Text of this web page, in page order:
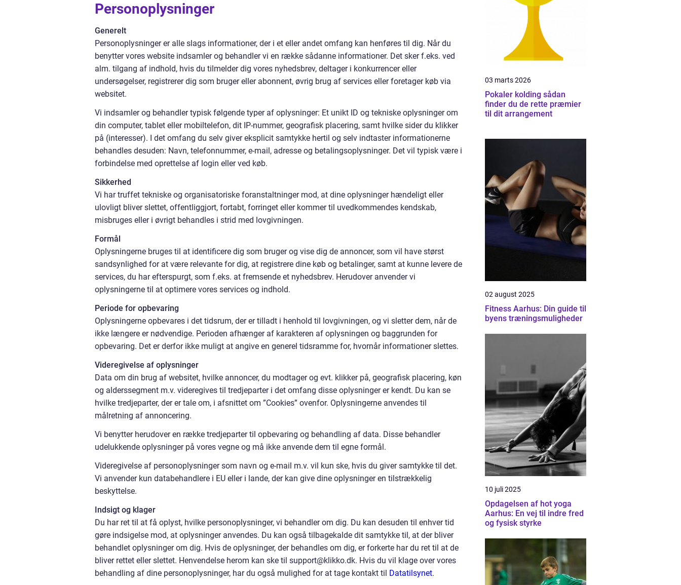
Personoplysninger
Generelt
Personoplysninger er alle slags informationer, der i et eller andet omfang kan henføres til dig. Når du
benytter vores website indsamler og behandler vi en række sådanne informationer. Det sker f.eks. ved
alm. tilgang af indhold, hvis du tilmelder dig vores nyhedsbrev, deltager i konkurrencer eller
undersøgelser, registrerer dig som bruger eller abonnent, øvrig brug af services eller foretager køb via
websitet.
Vi indsamler og behandler typisk følgende typer af oplysninger: Et unikt ID og tekniske oplysninger om
din computer, tablet eller mobiltelefon, dit IP-nummer, geografisk placering, samt hvilke sider du klikker
på (interesser). I det omfang du selv giver eksplicit samtykke hertil og selv indtaster informationerne
behandles desuden: Navn, telefonnummer, e-mail, adresse og betalingsoplysninger. Det vil typisk være i
forbindelse med oprettelse af login eller ved køb.
Sikkerhed
Vi har truffet tekniske og organisatoriske foranstaltninger mod, at dine oplysninger hændeligt eller
ulovligt bliver slettet, offentliggjort, fortabt, forringet eller kommer til uvedkommendes kendskab,
misbruges eller i øvrigt behandles i strid med lovgivningen.
Formål
Oplysningerne bruges til at identificere dig som bruger og vise dig de annoncer, som vil have størst
sandsynlighed for at være relevante for dig, at registrere dine køb og betalinger, samt at kunne levere de
services, du har efterspurgt, som f.eks. at fremsende et nyhedsbrev. Herudover anvender vi
oplysningerne til at optimere vores services og indhold.
Periode for opbevaring
Oplysningerne opbevares i det tidsrum, der er tilladt i henhold til lovgivningen, og vi sletter dem, når de
ikke længere er nødvendige. Perioden afhænger af karakteren af oplysningen og baggrunden for
opbevaring. Det er derfor ikke muligt at angive en generel tidsramme for, hvornår informationer slettes.
Videregivelse af oplysninger
Data om din brug af websitet, hvilke annoncer, du modtager og evt. klikker på, geografisk placering, køn
og alderssegment m.v. videregives til tredjeparter i det omfang disse oplysninger er kendt. Du kan se
hvilke tredjeparter, der er tale om, i afsnittet om ”Cookies” ovenfor. Oplysningerne anvendes til
målretning af annoncering.
Vi benytter herudover en række tredjeparter til opbevaring og behandling af data. Disse behandler
udelukkende oplysninger på vores vegne og må ikke anvende dem til egne formål.
Videregivelse af personoplysninger som navn og e-mail m.v. vil kun ske, hvis du giver samtykke til det.
Vi anvender kun databehandlere i EU eller i lande, der kan give dine oplysninger en tilstrækkelig
beskyttelse.
Indsigt og klager
Du har ret til at få oplyst, hvilke personoplysninger, vi behandler om dig. Du kan desuden til enhver tid
gøre indsigelse mod, at oplysninger anvendes. Du kan også tilbagekalde dit samtykke til, at der bliver
behandlet oplysninger om dig. Hvis de oplysninger, der behandles om dig, er forkerte har du ret til at de
bliver rettet eller slettet. Henvendelse herom kan ske til support@klikko.dk. Hvis du vil klage over vores
behandling af dine personoplysninger, har du også mulighed for at tage kontakt til Datatilsynet.
03 marts 2026
Pokaler kolding sådan
finder du de rette præmier
til dit arrangement
02 august 2025
Fitness Aarhus: Din guide til
byens træningsmuligheder
10 juli 2025
Opdagelsen af hot yoga
Aarhus: En vej til indre fred
og fysisk styrke